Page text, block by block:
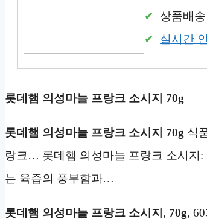
상품배
실시간
롯데햄 의성마늘 프랑크 소시지 70g
롯데햄 의성마늘 프랑크 소시지 70g 식
랑크… 롯데햄 의성마늘 프랑크 소시지:
는 육즙의 풍부함과…
롯데햄 의성마늘 프랑크 소시지 , 70g,